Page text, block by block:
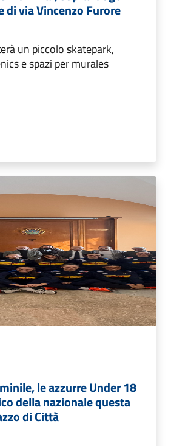
di via Vincenzo Furore
un piccolo skatepark,
e spazi per murales
le azzurre Under 18
della nazionale questa
di Città